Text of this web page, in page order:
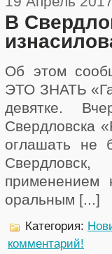
В
Об этом
ЭТО ЗНАТЬ
девятке.
Свердловска
оглашать не
применением
оральным [...]
Категория:
комментарий!